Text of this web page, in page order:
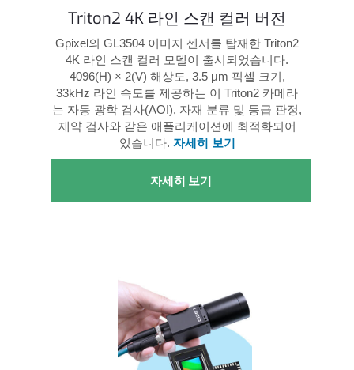
Triton2 4K 라인 스캔 컬러 버전
Gpixel의 GL3504 이미지 센서를 탑재한 Triton2
4K 라인 스캔 컬러 모델이 출시되었습니다.
4096(H) × 2(V) 해상도, 3.5 μm 픽셀 크기,
33kHz 라인 속도를 제공하는 이 Triton2 카메라
는 자동 광학 검사(AOI), 자재 분류 및 등급 판정,
제약 검사와 같은 애플리케이션에 최적화되어
있습니다. 자세히 보기
자세히 보기